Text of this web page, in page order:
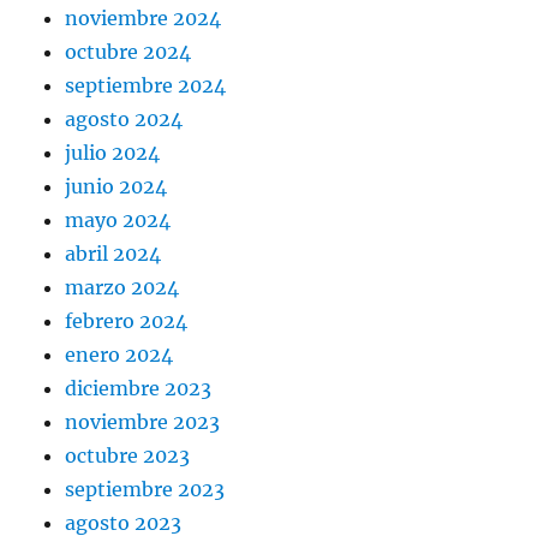
noviembre 2024
octubre 2024
septiembre 2024
agosto 2024
julio 2024
junio 2024
mayo 2024
abril 2024
marzo 2024
febrero 2024
enero 2024
diciembre 2023
noviembre 2023
octubre 2023
septiembre 2023
agosto 2023